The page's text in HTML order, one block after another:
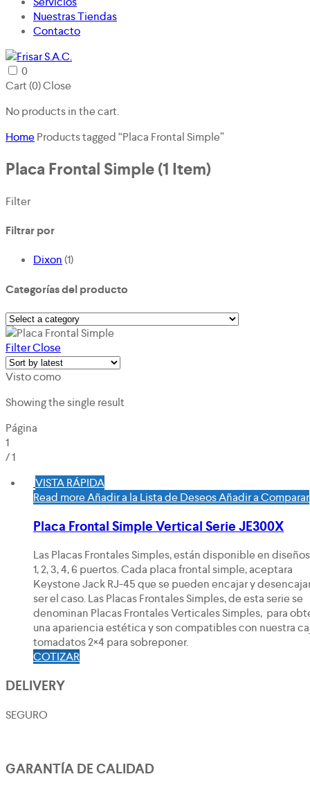
Nuestras Tiendas
Contacto
0
Cart (0)Close
No products in the cart.
HomeProducts tagged “Placa Frontal Simple”
Placa Frontal Simple(1 Item)
Filter
Filtrar por
Dixon(1)
Categorías del producto
FilterClose
Visto como
Showing the single result
Página
1
/1
VISTA RÁPIDA
Read moreAñadir a la Lista de DeseosAñadir a Comparar
Placa Frontal Simple Vertical Serie JE300X
Las Placas Frontales Simples, están disponible en
1, 2, 3, 4, 6 puertos. Cada placa frontal simple, aceptara
Keystone Jack RJ-45 que se pueden encajar y
ser el caso. Las Placas Frontales Simples, de esta serie se
denominan Placas Frontales Verticales Simples, para
una apariencia estética y son compatibles con nuestra
tomadatos 2×4 para sobreponer.
COTIZAR
DELIVERY
SEGURO
GARANTÍA DE CALIDAD